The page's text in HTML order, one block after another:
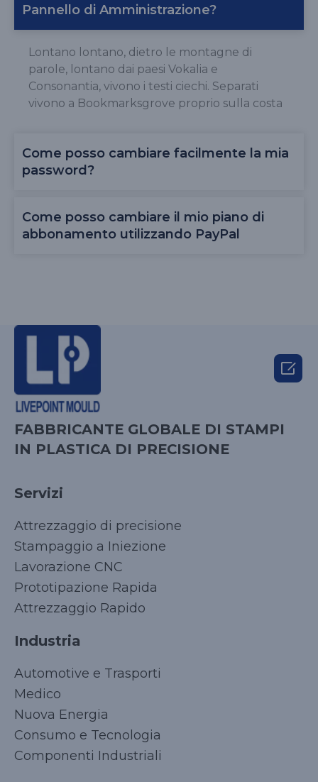
Pannello di Amministrazione?
Lontano lontano, dietro le montagne di
parole, lontano dai paesi Vokalia e
Consonantia, vivono i testi ciechi. Separati
vivono a Bookmarksgrove proprio sulla costa
Come posso cambiare facilmente la mia
password?
Come posso cambiare il mio piano di
abbonamento utilizzando PayPal
FABBRICANTE GLOBALE DI STAMPI
IN PLASTICA DI PRECISIONE
Servizi
Attrezzaggio di precisione
Stampaggio a Iniezione
Lavorazione CNC
Prototipazione Rapida
Attrezzaggio Rapido
Industria
Automotive e Trasporti
Medico
Nuova Energia
Consumo e Tecnologia
Componenti Industriali
